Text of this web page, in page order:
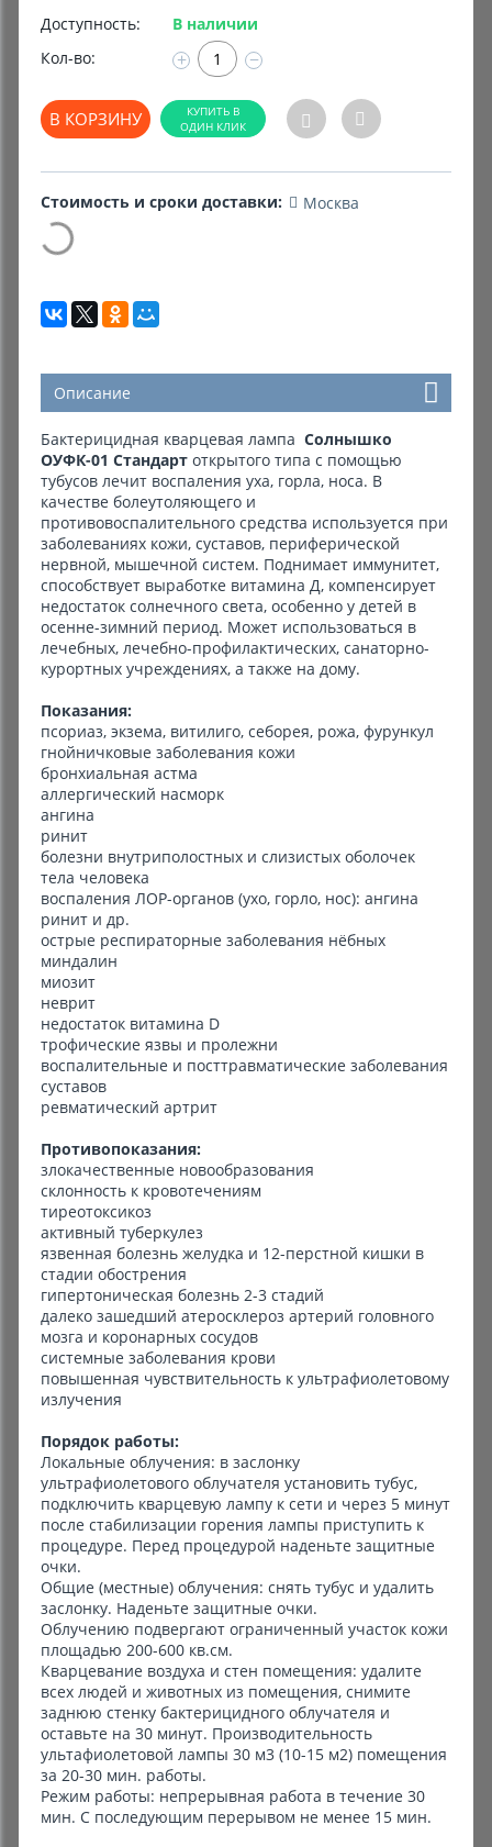
Комиссионные товары
Доступность:
В наличии
Кол-во:
+ −
В КОРЗИНУ
Стоимость и сроки доставки: Москва
Описание
Бактерицидная кварцевая лампа Солнышко
ОУФК-01 Стандарт открытого типа с помощью
тубусов лечит воспаления уха, горла, носа. В
качестве болеутоляющего и
противовоспалительного средства используется при
заболеваниях кожи, суставов, периферической
нервной, мышечной систем. Поднимает иммунитет,
способствует выработке витамина Д, компенсирует
недостаток солнечного света, особенно у детей в
осенне-зимний период. Может использоваться в
лечебных, лечебно-профилактических, санаторно-
курортных учреждениях, а также на дому.
Показания:
псориаз, экзема, витилиго, себорея, рожа, фурункул
гнойничковые заболевания кожи
бронхиальная астма
аллергический насморк
ангина
ринит
болезни внутриполостных и слизистых оболочек
тела человека
воспаления ЛОР-органов (ухо, горло, нос): ангина
ринит и др.
острые респираторные заболевания нёбных
миндалин
миозит
неврит
недостаток витамина D
трофические язвы и пролежни
воспалительные и посттравматические заболевания
суставов
ревматический артрит
Противопоказания:
злокачественные новообразования
склонность к кровотечениям
тиреотоксикоз
активный туберкулез
язвенная болезнь желудка и 12-перстной кишки в
стадии обострения
гипертоническая болезнь 2-3 стадий
далеко зашедший атеросклероз артерий головного
мозга и коронарных сосудов
системные заболевания крови
повышенная чувствительность к ультрафиолетовому
излучения
Порядок работы:
Локальные облучения: в заслонку
ультрафиолетового облучателя установить тубус,
подключить кварцевую лампу к сети и через 5 минут
после стабилизации горения лампы приступить к
процедуре. Перед процедурой наденьте защитные
очки.
Общие (местные) облучения: снять тубус и удалить
заслонку. Наденьте защитные очки.
Облучению подвергают ограниченный участок кожи
площадью 200-600 кв.см.
Кварцевание воздуха и стен помещения: удалите
всех людей и животных из помещения, снимите
заднюю стенку бактерицидного облучателя и
оставьте на 30 минут. Производительность
ультафиолетовой лампы 30 м3 (10-15 м2) помещения
за 20-30 мин. работы.
Режим работы: непрерывная работа в течение 30
мин. С последующим перерывом не менее 15 мин.